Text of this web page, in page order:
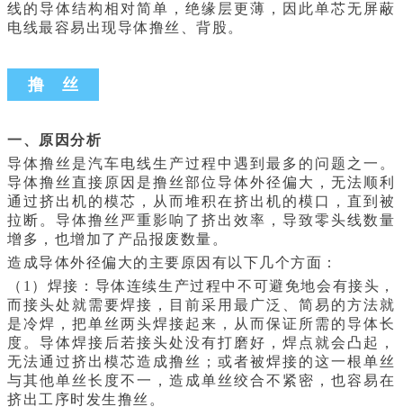
线的导体结构相对简单，绝缘层更薄，因此单芯无屏蔽
电线最容易出现导体撸丝、背股。
撸 丝
一、原因分析
导体撸丝是汽车电线生产过程中遇到最多的问题之一。
导体撸丝直接原因是撸丝部位导体外径偏大，无法顺利
通过挤出机的模芯，从而堆积在挤出机的模口，直到被
拉断。导体撸丝严重影响了挤出效率，导致零头线数量
增多，也增加了产品报废数量。
造成导体外径偏大的主要原因有以下几个方面：
（1）焊接：导体连续生产过程中不可避免地会有接头，
而接头处就需要焊接，目前采用最广泛、简易的方法就
是冷焊，把单丝两头焊接起来，从而保证所需的导体长
度。导体焊接后若接头处没有打磨好，焊点就会凸起，
无法通过挤出模芯造成撸丝；或者被焊接的这一根单丝
与其他单丝长度不一，造成单丝绞合不紧密，也容易在
挤出工序时发生撸丝。